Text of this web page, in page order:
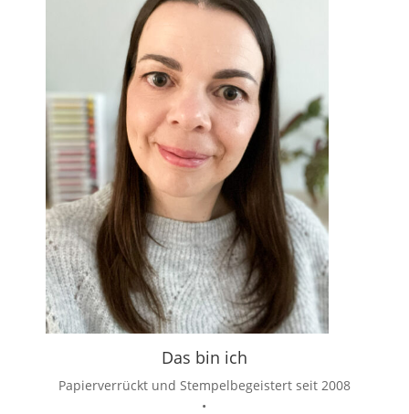
Das bin ich
Papierverrückt und Stempelbegeistert seit 2008
•